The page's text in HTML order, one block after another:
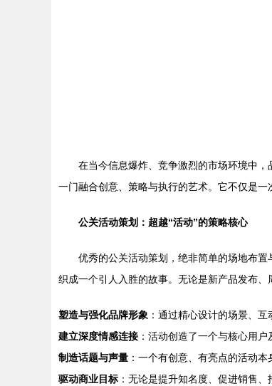
在当今信息爆炸、竞争激烈的市场环境中
一门融合创意、策略与执行的艺术。它不仅是
公关活动策划：超越“活动”的策略核心
优秀的公关活动策划，绝非简单的场地布
织成一个引人入胜的故事。无论是新产品发布
塑造与强化品牌形象 ：通过精心设计的场景、
建立深度情感连接 ：活动创造了一个与核心用
制造话题与声量 ：一个有创意、有亮点的活动
驱动商业目标 ：无论是提升知名度、促进销售